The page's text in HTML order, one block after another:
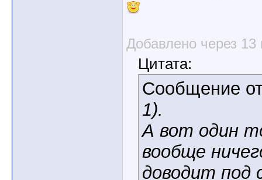
Добавлено через 13
Цитата:
Сообщение
1).
А вот один
вообще
доводит под